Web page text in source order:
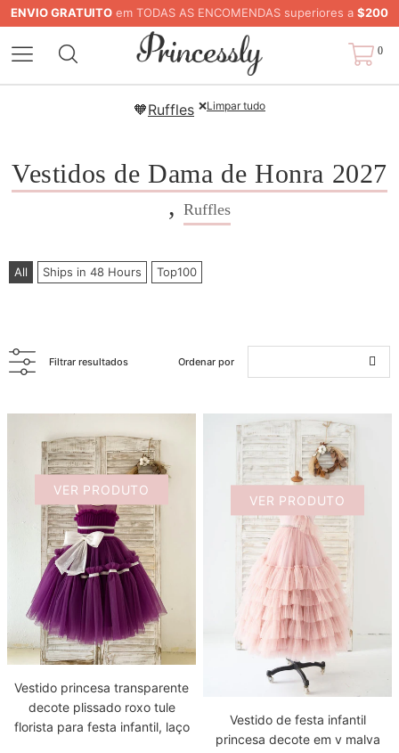
ENVIO GRATUITO em TODAS AS ENCOMENDAS superiores a $200
0
🧡Ruffles ❌Limpar tudo
Vestidos de Dama de Honra 2027
,Ruffles
All Ships in 48 Hours Top100
Filtrar resultados Ordenar por
VER PRODUTO
Vestido princesa transparente
decote plissado roxo tule
florista para festa infantil, laço
VER PRODUTO
Vestido de festa infantil
princesa decote em v malva